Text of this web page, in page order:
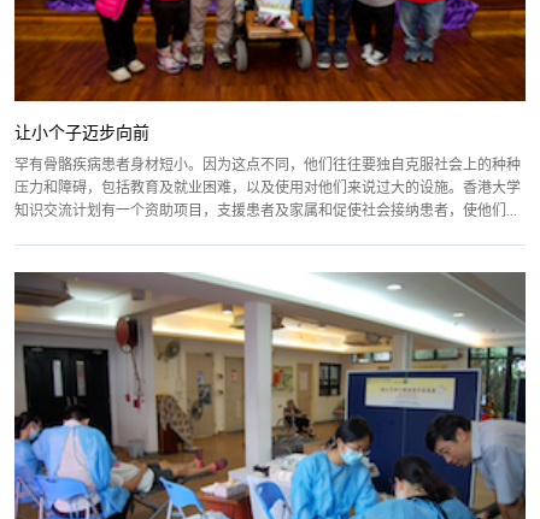
让小个子迈步向前
罕有骨骼疾病患者身材短小。因为这点不同，他们往往要独自克服社会上的种种
压力和障碍，包括教育及就业困难，以及使用对他们来说过大的设施。香港大学
知识交流计划有一个资助项目，支援患者及家属和促使社会接纳患者，使他们...